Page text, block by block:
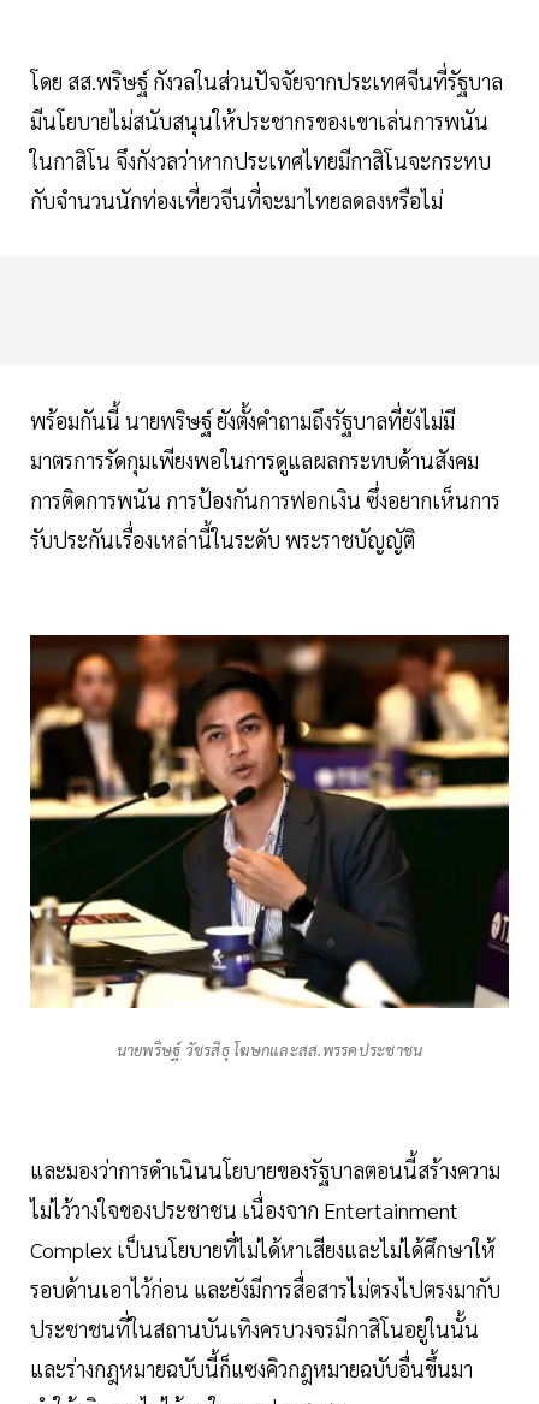
โดย สส.พริษฐ์ กังวลในส่วนปัจจัยจากประเทศจีนที่รัฐบาล
มีนโยบายไม่สนับสนุนให้ประชากรของเขาเล่นการพนัน
ในกาสิโน จึงกังวลว่าหากประเทศไทยมีกาสิโนจะกระทบ
กับจำนวนนักท่องเที่ยวจีนที่จะมาไทยลดลงหรือไม่
พร้อมกันนี้ นายพริษฐ์ ยังตั้งคำถามถึงรัฐบาลที่ยังไม่มี
มาตรการรัดกุมเพียงพอในการดูแลผลกระทบด้านสังคม
การติดการพนัน การป้องกันการฟอกเงิน ซึ่งอยากเห็นการ
รับประกันเรื่องเหล่านี้ในระดับ พระราชบัญญัติ
นายพริษฐ์ วัชรสิธุ โฆษกและสส.พรรคประชาชน
และมองว่าการดำเนินนโยบายของรัฐบาลตอนนี้สร้างความ
ไม่ไว้วางใจของประชาชน เนื่องจาก Entertainment
Complex เป็นนโยบายที่ไม่ได้หาเสียงและไม่ได้ศึกษาให้
รอบด้านเอาไว้ก่อน และยังมีการสื่อสารไม่ตรงไปตรงมากับ
ประชาชนที่ในสถานบันเทิงครบวงจรมีกาสิโนอยู่ในนั้น
และร่างกฎหมายฉบับนี้ก็แซงคิวกฎหมายฉบับอื่นขึ้นมา